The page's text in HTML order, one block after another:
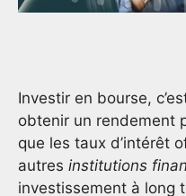
Investir en bourse,
obtenir un rendement
que les taux d’intérêt
autres institutions
investissement à long